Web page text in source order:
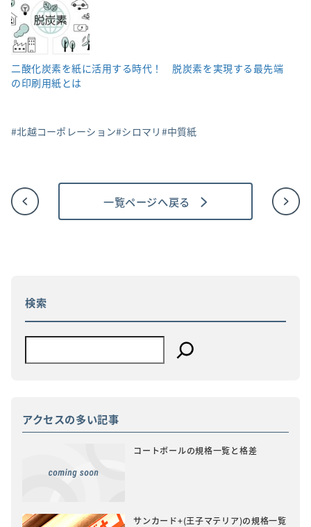
二酸化炭素を紙に活用する時代！ 脱炭素を実現する最先端
の印刷用紙とは
北越コーポレーション シロマリ 中質紙
一覧ページへ戻る
検索
アクセスの多い記事
コートボールの規格一覧と格差
サンカード+(王子マテリア)の規格一覧